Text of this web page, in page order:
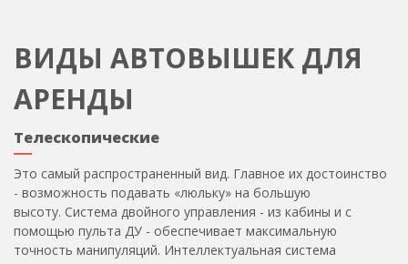
ВИДЫ АВТОВЫШЕК ДЛЯ
АРЕНДЫ
Телескопические
Это самый распространенный вид. Главное их достоинство
- возможность подавать «люльку» на большую
высоту. Система двойного управления - из кабины и с
помощью пульта ДУ - обеспечивает максимальную
точность манипуляций. Интеллектуальная система